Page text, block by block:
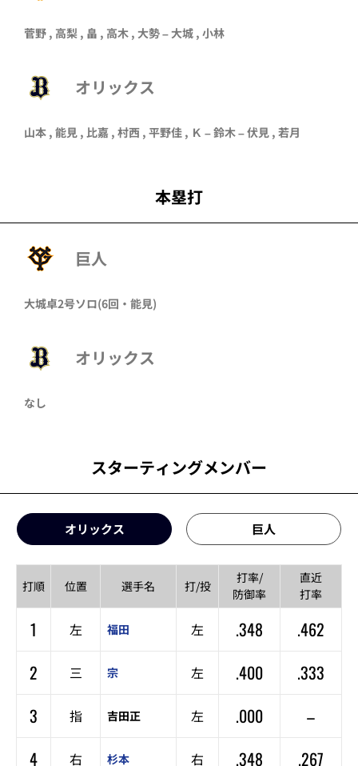
菅野 , 高梨 , 畠 , 高木 , 大勢 – 大城 , 小林
オリックス
山本 , 能見 , 比嘉 , 村西 , 平野佳 , Ｋ –鈴木–伏見 , 若月
本塁打
巨人
大城卓2号ソロ(6回・ 能見)
オリックス
なし
スターティングメンバー
オリックス 巨人
打順 位置 選手名 打/投
打率/
防御率
直近
打率
1 左 福田 左 .348
.462
2
三 宗 左 .400
.333
3
指 吉田正 左 .000
–
4
右 杉本 右 .348 .267